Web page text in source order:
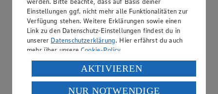
Einstellungen ggf. nicht mehr alle Funktionalitäten zur
Verfügung stehen. Weitere Erklärungen sowie einen
Link zu den Datenschutz-Einstellungen findest du in
unserer Datenschutzerklärung. Hier erfährst du auch
mehr über unsereCookie-Policy.
Verarbeitung deiner personenbezogenen Daten in den
USA durch Facebook und YouTube:
AKTIVIEREN
NUR NOTWENDIGE